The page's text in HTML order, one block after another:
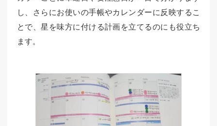
し、さらにお使いの手帳やカレンダーに反映するこ
とで、星を味方に付ける計画を立てるのにも役立ち
ます。